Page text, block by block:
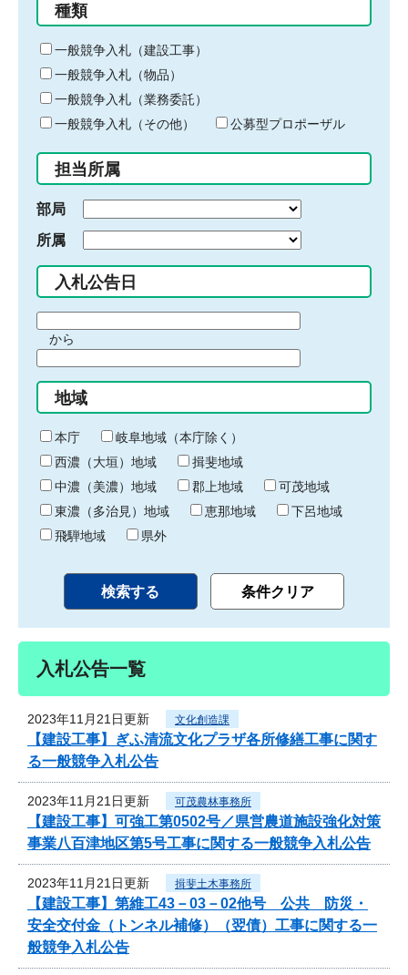
る
キ
ー
ワ
ー
ド
入
力
種類
一般競争入札（建設工事）
一般競争入札（物品）
一般競争入札（業務委託）
一般競争入札（その他）
公募型プロポーザル
担当所属
部局
所属
入札公告日
間
始
り
から
間
終
わ
り
地域
本庁
岐阜地域（本庁除く）
西濃（大垣）地域
揖斐地域
中濃（美濃）地域
郡上地域
可茂地域
東濃（多治見）地域
恵那地域
下呂地域
飛騨地域
県外
入札公告一覧
2023年11月21日更新 文化創造課
【建設工事】ぎふ清流文化プラザ各所修繕工事に関す
る一般競争入札公告
2023年11月21日更新 可茂農林事務所
【建設工事】可強工第0502号／県営農道施設強化対策
事業八百津地区第5号工事に関する一般競争入札公告
2023年11月21日更新 揖斐土木事務所
【建設工事】第維工43－03－02他号 公共 防災・
安全交付金（トンネル補修）（翌債）工事に関する一
般競争入札公告